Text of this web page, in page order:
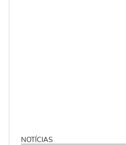
NOTÍCIAS